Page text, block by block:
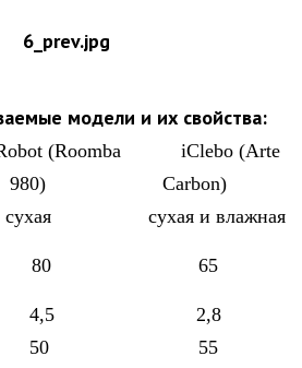
модели и их свойства:
(Roomba
980)
iClebo (Arte
Carbon)
сухая
сухая и влажная
80 65
4,5
2,8
55